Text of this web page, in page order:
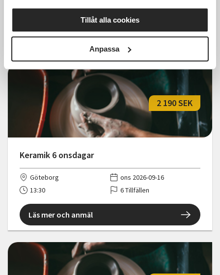
Tillåt alla cookies
Anpassa
15:15
6 Tillfällen
Läs mer och anmäl
Keramik 6 onsdagar
2 190 SEK
Göteborg
ons 2026-09-16
13:30
6 Tillfällen
Läs mer och anmäl